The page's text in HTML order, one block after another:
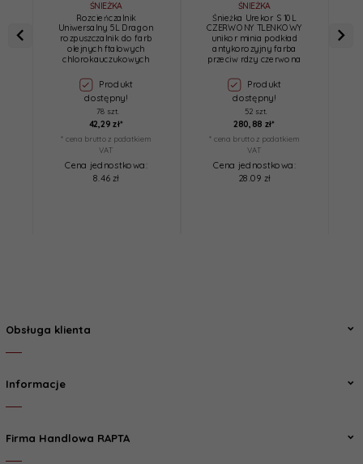
ŚNIEŻKA
Rozcieńczalnik
Uniwersalny 5L Dragon
rozpuszczalnik do farb
olejnych ftalowych
chlorokauczukowych
Produkt
dostępny!
78 szt.
42,29 zł*
* cena brutto z podatkiem
VAT
Cena jednostkowa:
8.46 zł
ŚNIEŻKA
Śnieżka Urekor S 10L
CZERWONY TLENKOWY
unikor minia podkład
antykorozyjny farba
przeciw rdzy czerwona
Produkt
dostępny!
52 szt.
280, 88 zł*
* cena brutto z podatkiem
VAT
Cena jednostkowa:
28.09 zł
Obsługa klienta
Informacje
Firma Handlowa RAPTA